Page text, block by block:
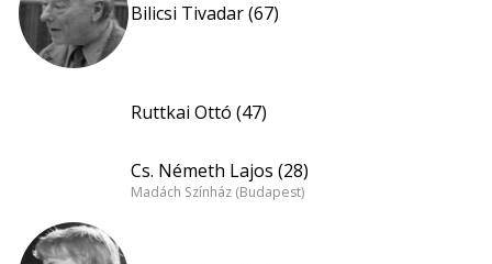
Bilicsi Tivadar (67)
Ruttkai Ottó (47)
Cs. Németh Lajos (28)
Madách Színház (Budapest)